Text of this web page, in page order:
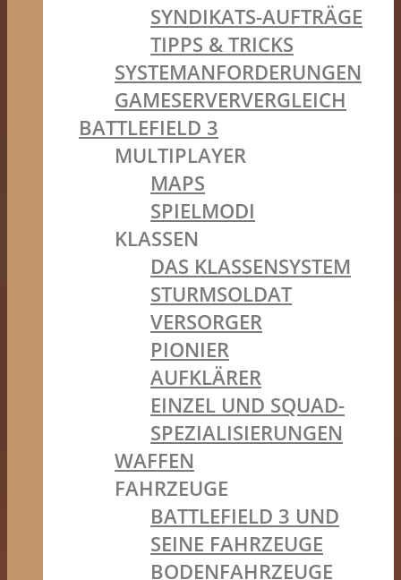
SYNDIKATS-AUFTRÄGE
TIPPS & TRICKS
SYSTEMANFORDERUNGEN
GAMESERVERVERGLEICH
BATTLEFIELD 3
MULTIPLAYER
MAPS
SPIELMODI
KLASSEN
DAS KLASSENSYSTEM
STURMSOLDAT
VERSORGER
PIONIER
AUFKLÄRER
EINZEL UND SQUAD-
SPEZIALISIERUNGEN
WAFFEN
FAHRZEUGE
BATTLEFIELD 3 UND
SEINE FAHRZEUGE
BODENFAHRZEUGE